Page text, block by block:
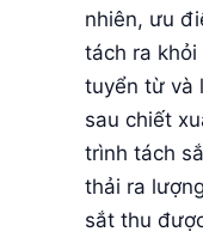
nhiên, ưu
tách ra
tuyển từ và
sau chiết
trình tách
thải ra
sắt thu